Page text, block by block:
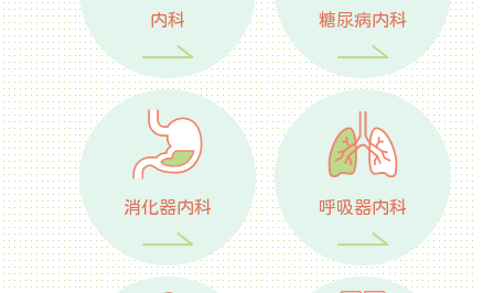
内科 糖尿病内科
消化器内科 呼吸器内科